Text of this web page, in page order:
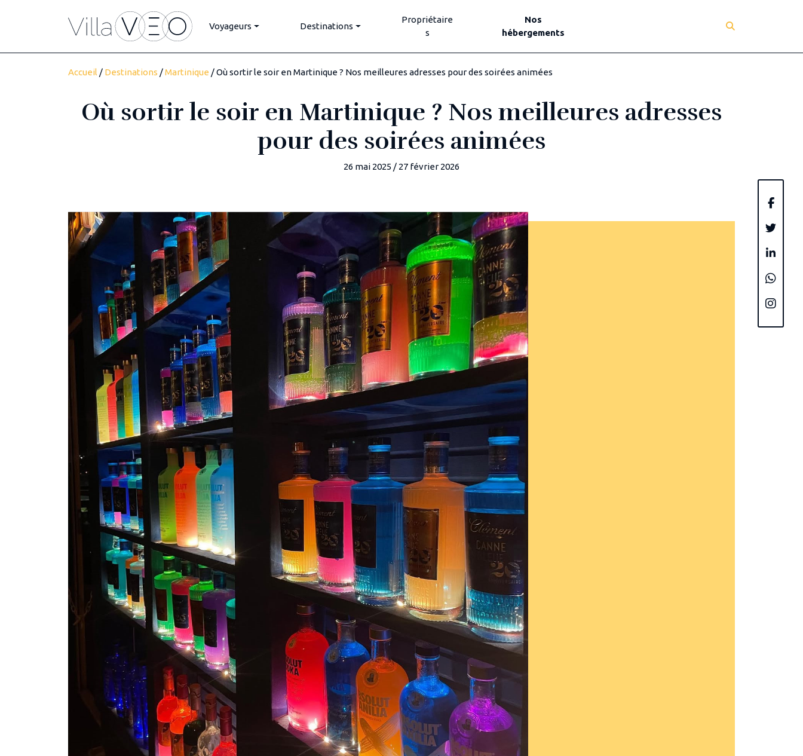
Voyageurs Destinations
Propriétaire
s
Nos
hébergements
Accueil / Destinations /Martinique / Où sortir le soir en Martinique ? Nos meilleures adresses pour des soirées animées
Où sortir le soir en Martinique ? Nos meilleures adresses
pour des soirées animées
26 mai 2025 / 27 février 2026